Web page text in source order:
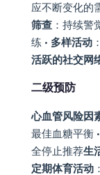
应不断变化的
筛查：持续警
练 • 多样活动
活跃的社交网
二级预防
心血管风险因
最佳血糖平衡 •
全停止推荐生
定期体育活动